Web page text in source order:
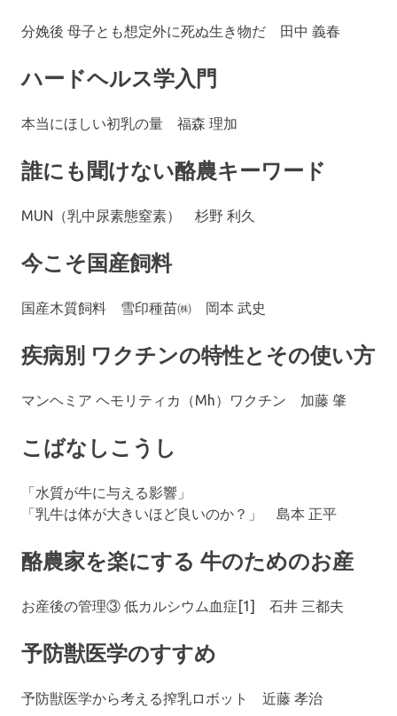
分娩後 母子とも想定外に死ぬ生き物だ 田中 義春
ハードヘルス学入門
本当にほしい初乳の量 福森 理加
誰にも聞けない酪農キーワード
MUN（乳中尿素態窒素） 杉野 利久
今こそ国産飼料
国産木質飼料 雪印種苗㈱ 岡本 武史
疾病別 ワクチンの特性とその使い方
マンヘミア ヘモリティカ（Mh）ワクチン 加藤 肇
こばなしこうし
「水質が牛に与える影響」
「乳牛は体が大きいほど良いのか？」 島本 正平
酪農家を楽にする 牛のためのお産
お産後の管理③ 低カルシウム血症[1] 石井 三都夫
予防獣医学のすすめ
予防獣医学から考える搾乳ロボット 近藤 孝治